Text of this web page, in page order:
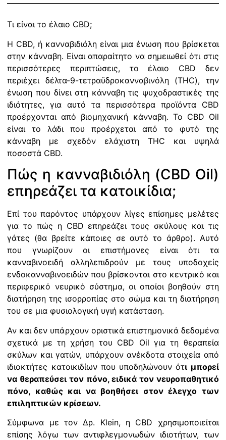
Τι είναι το έλαιο CBD;
Η CBD, ή κανναβιδιόλη είναι μια ένωση που βρίσκεται
στην κάνναβη. Είναι απαραίτητο να σημειωθεί ότι στις
περισσότερες περιπτώσεις, το έλαιο CBD δεν
περιέχει δέλτα-9-τετραϋδροκανναβινόλη (THC), την
ένωση που δίνει στη κάνναβη τις ψυχοδραστικές της
ιδιότητες, για αυτό τα περισσότερα προϊόντα CBD
προέρχονται από βιομηχανική κάνναβη. Το CBD Oil
είναι το λάδι που προέρχεται από το φυτό της
κάνναβη με σχεδόν ελάχιστη THC και υψηλά
ποσοστά CBD.
Πώς η κανναβιδιόλη (CBD Oil)
επηρεάζει τα κατοικίδια;
Επί του παρόντος υπάρχουν λίγες επίσημες μελέτες
για το πώς η CBD επηρεάζει τους σκύλους και τις
γάτες (θα βρείτε κάποιες σε αυτό το άρθρο). Αυτό
που γνωρίζουν οι επιστήμονες είναι ότι τα
κανναβινοειδή αλληλεπιδρούν με τους υποδοχείς
ενδοκανναβινοειδών που βρίσκονται στο κεντρικό και
περιφερικό νευρικό σύστημα, οι οποίοι βοηθούν στη
διατήρηση της ισορροπίας στο σώμα και τη διατήρηση
του σε μια φυσιολογική υγιή κατάσταση.
Αν και δεν υπάρχουν οριστικά επιστημονικά δεδομένα
σχετικά με τη χρήση του CBD Oil για τη θεραπεία
σκύλων και γατών, υπάρχουν ανέκδοτα στοιχεία από
ιδιοκτήτες κατοικιδίων που υποδηλώνουν ότι μπορεί
να θεραπεύσει τον πόνο, ειδικά τον νευροπαθητικό
πόνο, καθώς και να βοηθήσει στον έλεγχο των
επιληπτικών κρίσεων.
Σύμφωνα με τον Δρ. Klein, η CBD χρησιμοποιείται
επίσης λόγω των αντιφλεγμονωδών ιδιοτήτων, των